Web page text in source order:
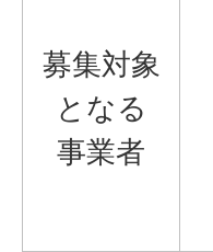
募集対象
となる
事業者